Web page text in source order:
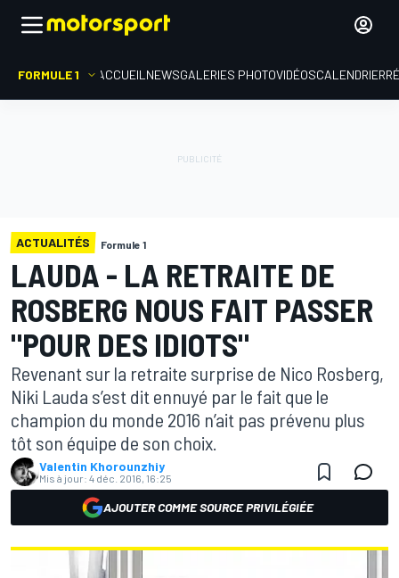
FORMULE 1 ACCUEIL NEWSGALERIES PHOTOVIDÉOSCALENDRIER
ACTUALITÉS Formule 1
LAUDA - LA RETRAITE DE
ROSBERG NOUS FAIT PASSER
"POUR DES IDIOTS"
Revenant sur la retraite surprise de Nico Rosberg,
Niki Lauda s’est dit ennuyé par le fait que le
champion du monde 2016 n’ait pas prévenu plus
tôt son équipe de son choix.
Valentin Khorounzhiy
Mis à jour: 4 déc. 2016, 16:25
AJOUTER COMME SOURCE PRIVILÉGIÉE